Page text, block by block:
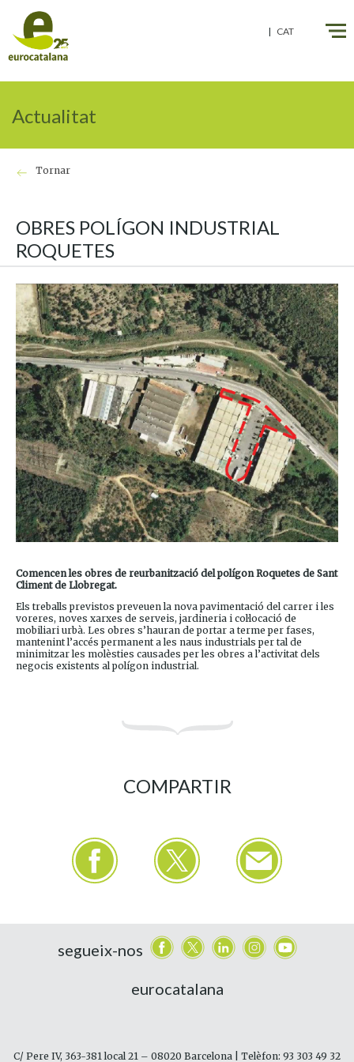
Actualitat
Tornar
OBRES POLÍGON INDUSTRIAL
ROQUETES
Comencen les obres de reurbanització del polígon Roquetes de Sant
Climent de Llobregat.
Els treballs previstos preveuen la nova pavimentació del carrer i les
voreres, noves xarxes de serveis, jardineria i col·locació de
mobiliari urbà. Les obres s’hauran de portar a terme per fases,
mantenint l’accés permanent a les naus industrials per tal de
minimitzar les molèsties causades per les obres a l’activitat dels
negocis existents al polígon industrial.
COMPARTIR
segueix-nos
eurocatalana
C/ Pere IV, 363-381 local 21 – 08020 Barcelona | Telèfon: 93 303 49 32
CAT